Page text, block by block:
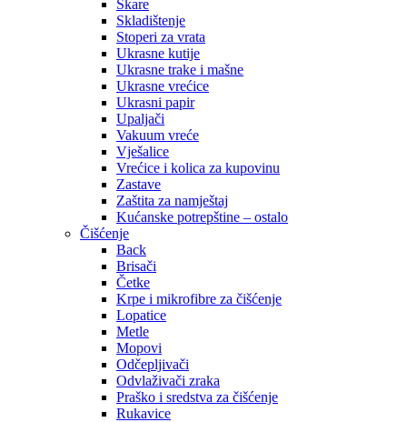
Škare
Skladištenje
Stoperi za vrata
Ukrasne kutije
Ukrasne trake i mašne
Ukrasne vrećice
Ukrasni papir
Upaljači
Vakuum vreće
Vješalice
Vrećice i kolica za kupovinu
Zastave
Zaštita za namještaj
Kućanske potrepštine – ostalo
Čišćenje
Back
Brisači
Četke
Krpe i mikrofibre za čišćenje
Lopatice
Metle
Mopovi
Odčepljivači
Odvlaživači zraka
Praško i sredstva za čišćenje
Rukavice